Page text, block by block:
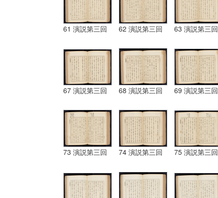
61 演説第三回 62 演説第三回 63 演説第三回
67 演説第三回 68 演説第三回 69 演説第三回
73 演説第三回 74 演説第三回 75 演説第三回